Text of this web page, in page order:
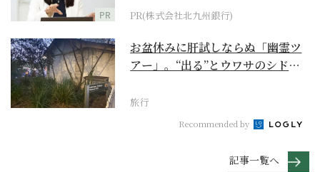
PR PR(株式会社北九州銀行)
お盆休みに肝試しならぬ「幽霊ツ
アー」。“出る”とウワサのシドニ
旅行
Recommended by
記事一覧へ